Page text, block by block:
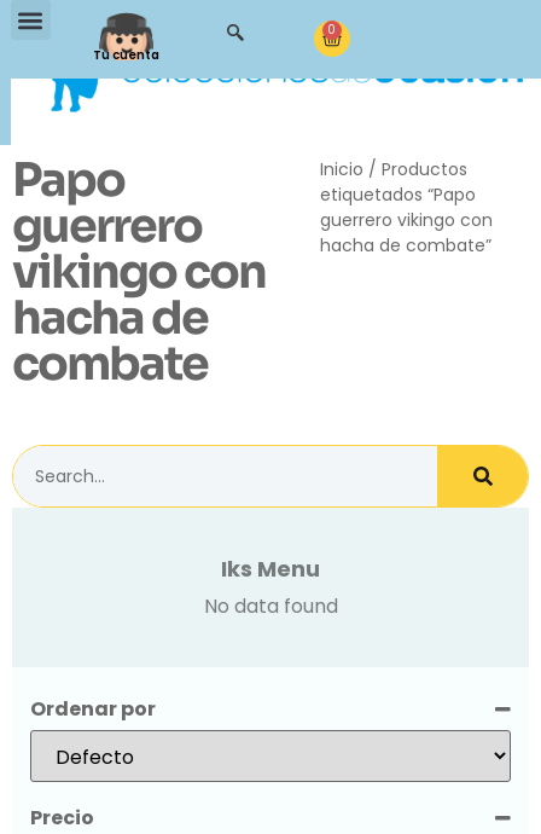
Tu cuenta
0
Papo
guerrero
vikingo con
hacha de
combate
Inicio / Productos
etiquetados “Papo
guerrero vikingo con
hacha de combate”
Iks Menu
No data found
Ordenar por
Sort Products
Precio